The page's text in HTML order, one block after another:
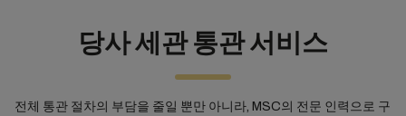
당사 세관 통관 서비스
전체 통관 절차의 부담을 줄일 뿐만 아니라, MSC의 전문 인력으로 구